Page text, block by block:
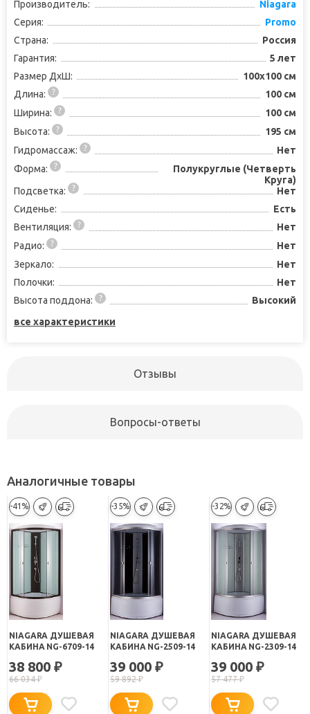
Производитель:
Niagara
Серия:
Promo
Страна:
Россия
Гарантия:
5 лет
Размер ДхШ:
100x100 см
Длина:
100 см
Ширина:
100 см
Высота:
195 см
Гидромассаж:
Нет
Форма:
Полукруглые (Четверть
Круга)
Подсветка:
Нет
Сиденье:
Есть
Вентиляция:
Нет
Радио:
Нет
Зеркало:
Нет
Полочки:
Нет
Высота поддона:
Высокий
все характеристики
Отзывы
Вопросы-ответы
Аналогичные товары
-41%
NIAGARA ДУШЕВАЯ
КАБИНА NG-6709-14
38 800 ₽
66 034₽
-35%
NIAGARA ДУШЕВАЯ
КАБИНА NG-2509-14
39 000 ₽
59 892₽
-32%
NIAGARA ДУШЕВАЯ
КАБИНА NG-2309-14
39 000 ₽
57 477₽